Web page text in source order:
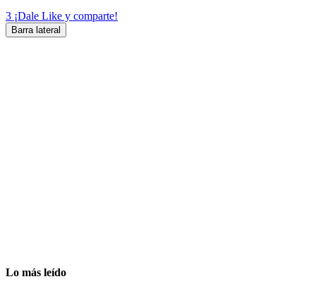
3 ¡Dale Like y comparte!
Barra lateral
Lo más leído